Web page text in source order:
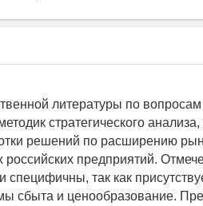
литературы по вопросам
стратегического
решений по расширению
предприятий.
специфичны, так как
сбыта и ценообразование.